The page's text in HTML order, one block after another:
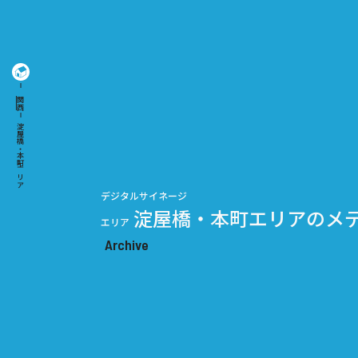
関西
淀屋橋・本町エリア
デジタルサイネージ
エリア 淀屋橋・本町エリアのメ